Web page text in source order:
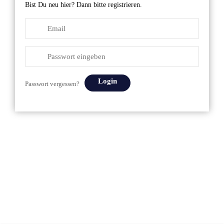
Bist Du neu hier? Dann bitte registrieren.
Passwort vergessen? Login